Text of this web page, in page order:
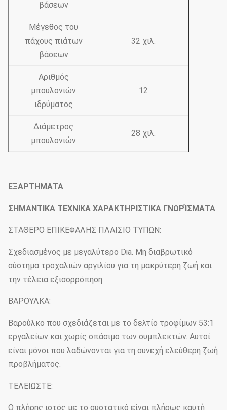
βάσεων
Μέγεθος του
πάχους πιάτων
βάσεων
32 χιλ.
Αριθμός
μπουλονιών
ιδρύματος
12
Διάμετρος
μπουλονιών
28 χιλ.
ΕΞΑΡΤΗΜΑΤΑ
ΣΗΜΑΝΤΙΚΑ ΤΕΧΝΙΚΑ ΧΑΡΑΚΤΗΡΙΣΤΙΚΑ ΓΝΩΡΊΣΜΑΤΑ
ΣΤΑΘΕΡΟ ΕΠΙΚΕΦΑΛΗΣ ΠΛΑΙΣΙΟ ΤΥΠΩΝ:
Σχεδιασμένος με μεγαλύτερο Dia. Μη διαβρωτικό
σύστημα τροχαλιών αργιλίου για τη μακρύτερη ζωή και
την τέλεια εξισορρόπηση.
ΒΑΡΟΥΛΚΑ:
Βαρούλκο που σχεδιάζεται με το δελτίο τροφίμων 53:1
εργαλείων και χωρίς σπάσιμο των συμπλεκτών. Αυτοί
είναι μόνοι που λαδώνονται για τη συνεχή ελεύθερη ζωή
προβλήματος.
ΤΕΛΕΙΩΣΤΕ:
Ο πλήρης ιστός με το συστατικό είναι πλήρως καυτή